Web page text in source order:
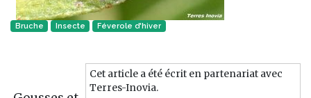
Bruche Insecte‎ Féverole d'hiver
Cet article a été écrit en partenariat avec
Terres-Inovia.